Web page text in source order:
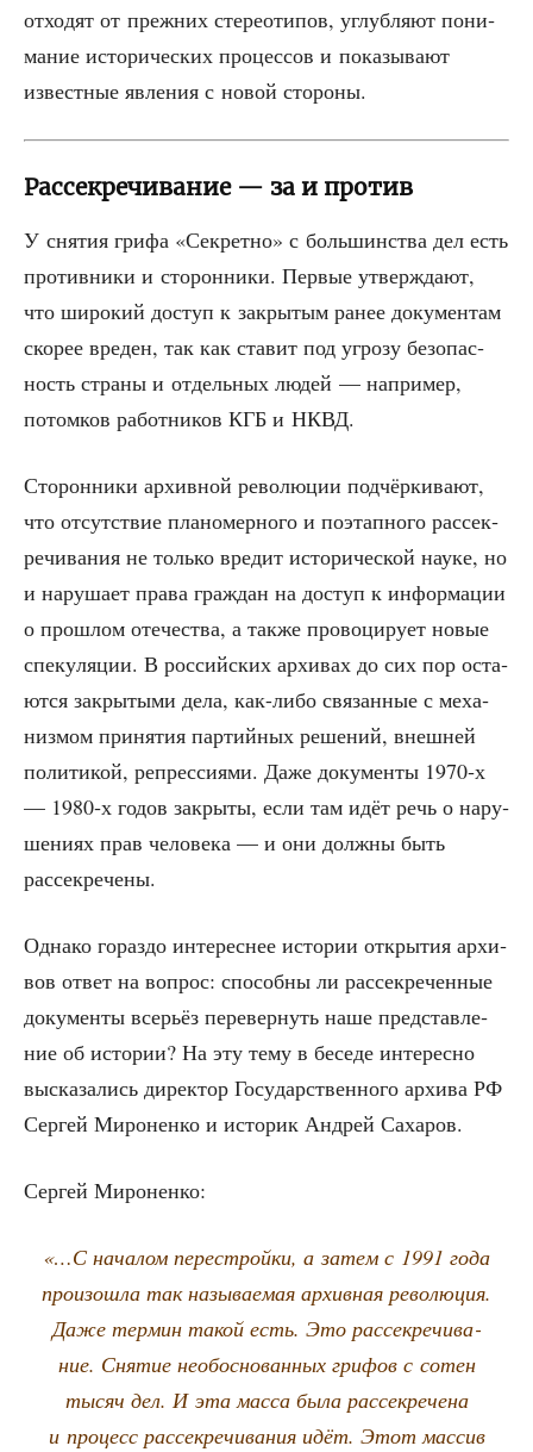
отхо­дят от преж­них сте­рео­ти­пов, углуб­ля­ют пони­
ма­ние исто­ри­че­ских про­цес­сов и пока­зы­ва­ют
извест­ные явле­ния с новой стороны.
Рассекречивание — за и против
У сня­тия гри­фа «Сек­рет­но» с боль­шин­ства дел есть
про­тив­ни­ки и сто­рон­ни­ки. Пер­вые утвер­жда­ют,
что широ­кий доступ к закры­тым ранее доку­мен­там
ско­рее вре­ден, так как ста­вит под угро­зу без­опас­
ность стра­ны и отдель­ных людей — напри­мер,
потом­ков работ­ни­ков КГБ и НКВД.
Сто­рон­ни­ки архив­ной рево­лю­ции под­чёр­ки­ва­ют,
что отсут­ствие пла­но­мер­но­го и поэтап­но­го рас­сек­
ре­чи­ва­ния не толь­ко вре­дит исто­ри­че­ской нау­ке, но
и нару­ша­ет пра­ва граж­дан на доступ к инфор­ма­ции
о про­шлом оте­че­ства, а так­же про­во­ци­ру­ет новые
спе­ку­ля­ции. В рос­сий­ских архи­вах до сих пор оста­
ют­ся закры­ты­ми дела, как-либо свя­зан­ные с меха­
низ­мом при­ня­тия пар­тий­ных реше­ний, внеш­ней
поли­ти­кой, репрес­си­я­ми. Даже доку­мен­ты 1970‑х
— 1980‑х годов закры­ты, если там идёт речь о нару­
ше­ни­ях прав чело­ве­ка — и они долж­ны быть
рассекречены.
Одна­ко гораз­до инте­рес­нее исто­рии откры­тия архи­
вов ответ на вопрос: спо­соб­ны ли рас­сек­ре­чен­ные
доку­мен­ты все­рьёз пере­вер­нуть наше пред­став­ле­
ние об исто­рии? На эту тему в бесе­де инте­рес­но
выска­за­лись дирек­тор Госу­дар­ствен­но­го архи­ва РФ
Сер­гей Миро­нен­ко и исто­рик Андрей Сахаров.
Сер­гей Мироненко:
«…С нача­лом пере­строй­ки, а затем с 1991 года
про­изо­шла так назы­ва­е­мая архив­ная рево­лю­ция.
Даже тер­мин такой есть. Это рас­сек­ре­чи­ва­
ние. Сня­тие необос­но­ван­ных гри­фов с сотен
тысяч дел. И эта мас­са была рас­сек­ре­че­на
и про­цесс рас­сек­ре­чи­ва­ния идёт. Этот мас­сив